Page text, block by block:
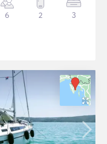
6 2 3